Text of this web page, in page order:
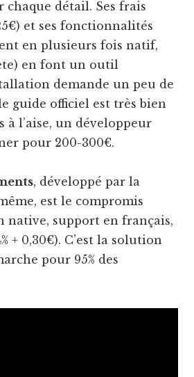
détail. Ses frais
et ses fonctionnalités
en plusieurs fois natif,
en font un outil
demande un peu de
guide officiel est très bien
à l’aise, un développeur
pour 200-300€.
, développé par la
est le compromis
native, support en français,
+ 0,30€). C’est la solution
pour 95% des